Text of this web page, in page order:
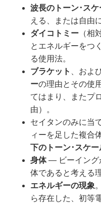
波長のトーン･スケ
える、または自由
ダイコトミー （相
とエネルギーをつ
る使用法。
ブラケット
、およ
ーの理由とその使
てはまり、またプ
由）。
セイタンのみに当
ィーを足した複合
下のトーン･スケー
身体― ビーイング
体であると考える
エネルギーの現象
ら存在した、初等